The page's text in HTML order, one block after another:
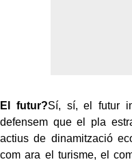
El futur?Sí, sí, el futur
defensem que el pla
actius de dinamització
com ara el turisme, el